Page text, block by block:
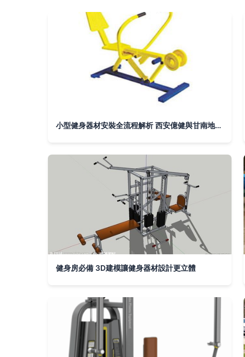
小型健身器材安裝全流程解析 西安億健與甘南地區的服務指南
健身房必備 3D建模讓健身器材設計更立體